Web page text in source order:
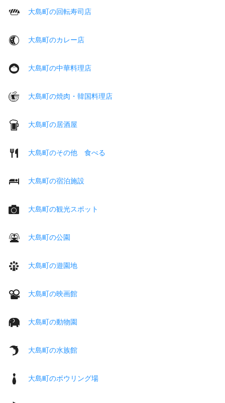
大島町の回転寿司店
大島町のカレー店
大島町の中華料理店
大島町の焼肉・韓国料理店
大島町の居酒屋
大島町のその他 食べる
大島町の宿泊施設
大島町の観光スポット
大島町の公園
大島町の遊園地
大島町の映画館
大島町の動物園
大島町の水族館
大島町のボウリング場